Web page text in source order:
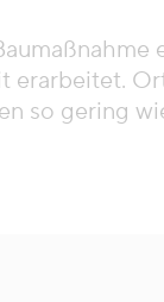
so gering